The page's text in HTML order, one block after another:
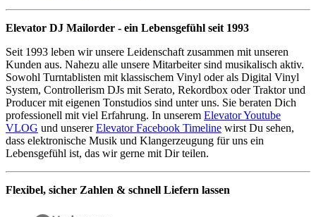
Elevator DJ Mailorder - ein Lebensgefühl seit 1993
Seit 1993 leben wir unsere Leidenschaft zusammen mit unseren
Kunden aus. Nahezu alle unsere Mitarbeiter sind musikalisch aktiv.
Sowohl Turntablisten mit klassischem Vinyl oder als Digital Vinyl
System, Controllerism DJs mit Serato, Rekordbox oder Traktor und
Producer mit eigenen Tonstudios sind unter uns. Sie beraten Dich
professionell mit viel Erfahrung. In unserem Elevator Youtube
VLOG und unsererElevator Facebook Timeline wirst Du sehen,
dass elektronische Musik und Klangerzeugung für uns ein
Lebensgefühl ist, das wir gerne mit Dir teilen.
Flexibel, sicher Zahlen & schnell Liefern lassen